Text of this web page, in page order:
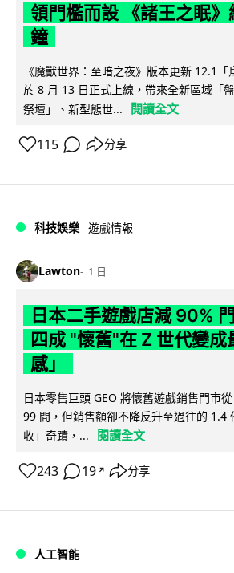
領門檻而設 《諸王之眠
鐘
《魔獸世界：至暗之夜》版本更新 12.1
於 8 月 13 日正式上線，帶來全新區域「
祭壇」、新型態世...
閱讀全文
115 分享
科技娛樂 遊戲情報
Lawton 1 日
日本二手遊戲店減 90%
四成 "懷舊"在 Z 世代變成
感」
日本零售巨頭 GEO 將懷舊遊戲銷售門市
99 間，但銷售額卻不降反升至過往的 1.4
收」奇蹟，...
閱讀全文
243 19 ↗ 分享
人工智能